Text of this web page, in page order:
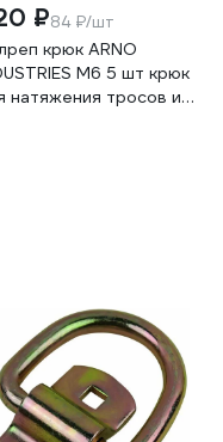
₽84 ₽/шт
крюк ARNO
М6 5 шт крюк
натяжения тросов и